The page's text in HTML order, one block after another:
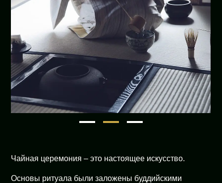
1 2 3
Чайная церемония – это настоящее искусство.
Основы ритуала были заложены буддийскими